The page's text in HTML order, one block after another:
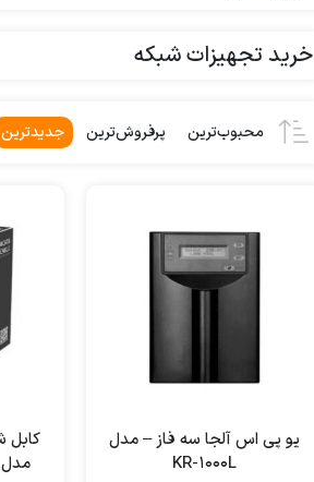
خرید تجهیزات شبکه
محبوب‌ترین پرفروش‌ترین جدیدترین
یو پی اس آلجا سه فاز – مدل
KR-1000L
مدل DH-PFM920I-6U-U